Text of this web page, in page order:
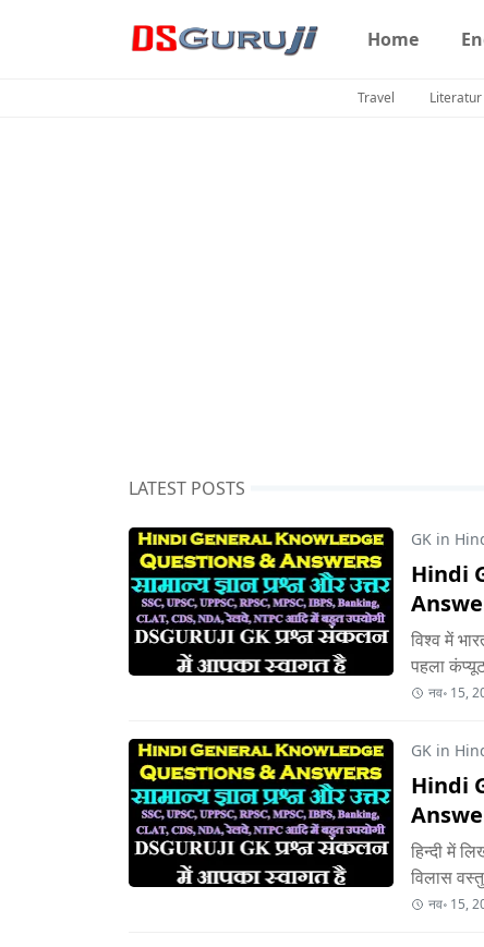
Home
Travel Literatur
LATEST POSTS
GK in
Hindi
विश्व में
पहला
नव॰ 15,
GK in
Hindi
हिन्दी में
विलास
नव॰ 15,